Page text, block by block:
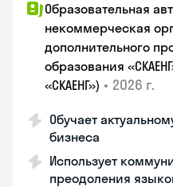
Образовательная
некоммерческая
дополнительного
образования
«СКАЕНГ») • 2026 г.
Обучает
бизнеса
Использует
преодоления